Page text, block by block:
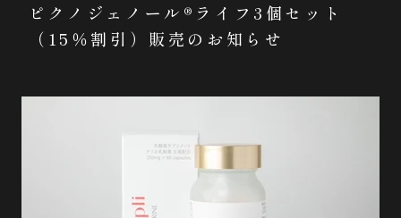
ピクノジェノール®ライフ3個セット
（15％割引）販売のお知らせ